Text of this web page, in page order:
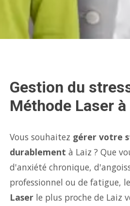
Gestion du
Méthode Laser à
Vous souhaitez gérer votre
durablement à Laiz ? Que
d'anxiété chronique,
professionnel ou de fatigue, le
Laser le plus proche de Laiz